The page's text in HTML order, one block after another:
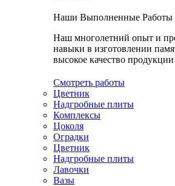
Наши Выполненные Работы
Наш многолетний опыт и
навыки в изготовлении
высокое качество
Смотреть работы
Цветник
Надгробные плиты
Комплексы
Цоколя
Оградки
Цветник
Надгробные плиты
Лавочки
Вазы